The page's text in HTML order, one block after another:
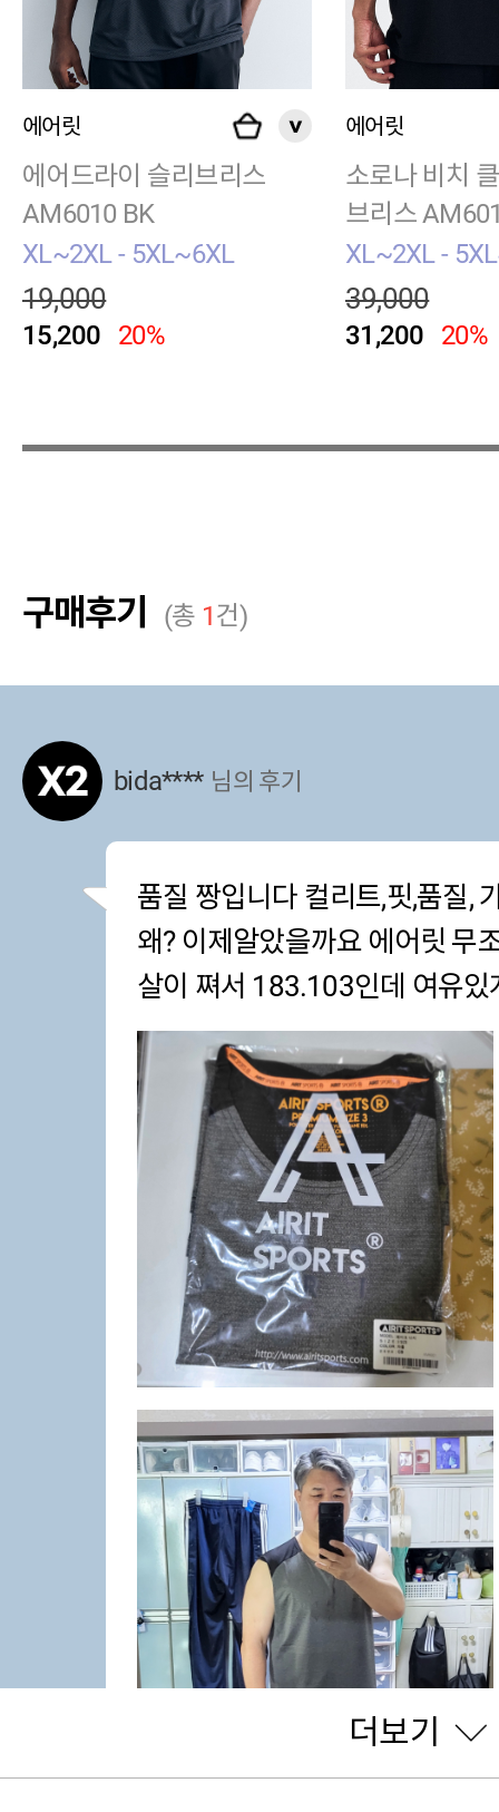
에어릿
에어드라이 슬리브리스
AM6010 BK
XL~2XL - 5XL~6XL
19,000
15,200 20%
에어릿
소로나 비치
브리스
XL~2XL -
39,000
31,200 20%
구매후기 (총 1건)
bida**** 님의 후기
품질 짱입니다 컬리트,핏,품질,
왜? 이제알았을까요 에어릿 무
살이 쪄서 183.103인데 여유있
더보기